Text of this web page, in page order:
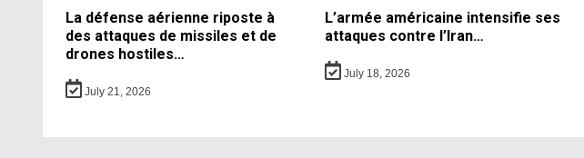
La défense aérienne riposte à
des attaques de missiles et de
drones hostiles…
July 21, 2026
L’armée américaine intensifie ses
attaques contre l’Iran…
July 18, 2026